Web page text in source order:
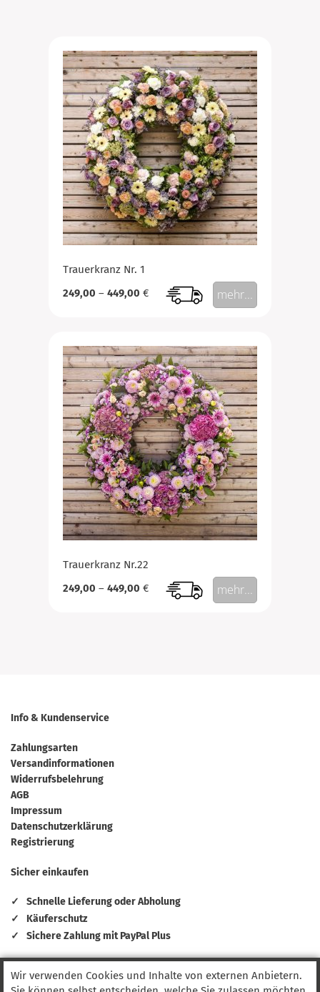
Trauerkranz Nr. 1
249,00 – 449,00 € mehr...
Trauerkranz Nr.22
249,00 – 449,00 € mehr...
Info & Kundenservice
Zahlungsarten
Versandinformationen
Widerrufsbelehrung
AGB
Impressum
Datenschutzerklärung
Registrierung
Sicher einkaufen
✓
Schnelle Lieferung oder Abholung
✓
Käuferschutz
✓
Sichere Zahlung mit PayPal Plus
Zahlungsmethoden
Wir verwenden Cookies und Inhalte von externen Anbietern.